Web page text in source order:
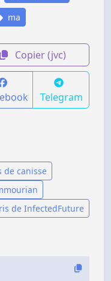
ma
Copier (jvc)
Telegram
de canisse
de InfectedFuture